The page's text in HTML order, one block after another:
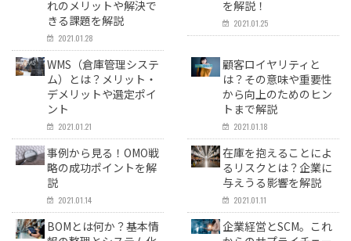
れのメリットや解決で
きる課題を解説
2021.01.28
を解説！
2021.01.25
WMS（倉庫管理システ
ム）とは？メリット・
デメリットや選定ポイ
ント
2021.01.21
顧客ロイヤリティと
は？その意味や重要性
から向上のためのヒン
トまで解説
2021.01.18
事例から見る！OMO戦
略の成功ポイントを解
説
2021.01.14
在庫を抱えることによ
るリスクとは？企業に
与えうる影響を解説
2021.01.11
BOMとは何か？基本情
企業経営とSCM。これ